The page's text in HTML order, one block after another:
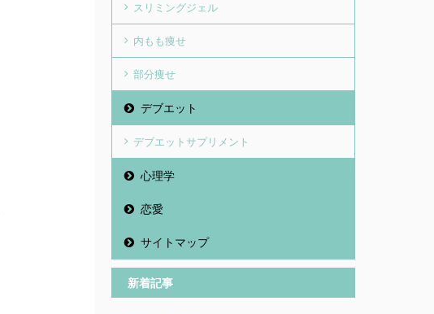
スリミングジェル
内もも痩せ
部分痩せ
デブエット
デブエットサプリメント
心理学
恋愛
サイトマップ
新着記事